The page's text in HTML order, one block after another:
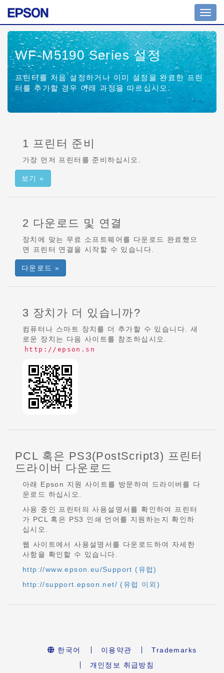
WF-M5190 Series설정
프린터를 처음 설정하거나 이미 설정을 완료한 프린
터를 추가할 경우 아래 과정을 따르십시오.
1 프린터 준비
가장 먼저 프린터를 준비하십시오.
보기 »
2 다운로드 및 연결
장치에 맞는 무료 소프트웨어를 다운로드 완료했으
면 프린터 연결을 시작할 수 있습니다.
다운로드 »
3 장치가 더 있습니까?
컴퓨터나 스마트 장치를 더 추가할 수 있습니다. 새
로운 장치는 다음 사이트를 참조하십시오.
http://epson.sn
PCL 혹은 PS3(PostScript3) 프린터
드라이버 다운로드
아래 Epson 지원 사이트를 방문하여 드라이버를 다
운로드 하십시오.
사용 중인 프린터의 사용설명서를 확인하여 프린터
가 PCL 혹은 PS3 인쇄 언어를 지원하는지 확인하
십시오.
웹 사이트에서 사용설명서를 다운로드하여 자세한
사항을 확인할 수 있습니다.
http://www.epson.eu/Support (유럽)
http://support.epson.net/ (유럽 이외)
한국어 이용약관
Trademarks
개인정보 취급방침